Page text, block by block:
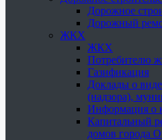
Дорожное
Дорожный
ЖКХ
ЖКХ
Потребителю
Газификация
Доклады о виде
(надзора),
Информация о
Капитальный
домов города